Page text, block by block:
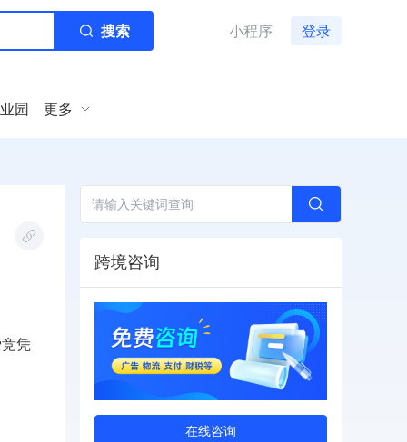
搜索 小程序 登录
园 更多
凭
跨境咨询
在线咨询